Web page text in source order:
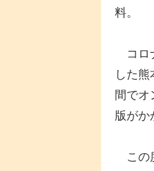
料。
コロ
した
間でオ
版がか
この